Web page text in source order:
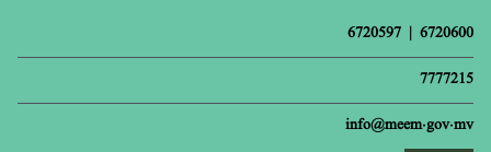
6720600 | 6720597
7777215
info@meem.gov.mv